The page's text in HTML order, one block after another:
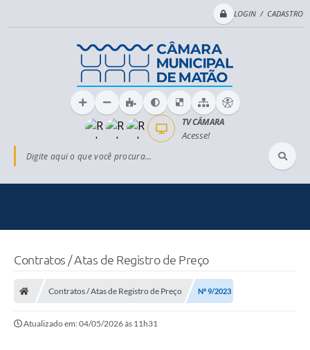
LOGIN / CADASTRO
Digite aqui o que você procura...
TV CÂMARA
Acesse!
Contratos / Atas de Registro de Preço
Contratos / Atas de Registro de Preço Nº 9/2023
Atualizado em: 04/05/2026 às 11h31